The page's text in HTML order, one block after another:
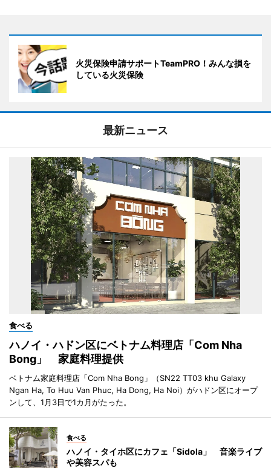
火災保険申請サポートTeamPRO！みんな損を
している火災保険
最新ニュース
食べる
ハノイ・ハドン区にベトナム料理店「Com Nha
Bong」 家庭料理提供
ベトナム家庭料理店「Com Nha Bong」（SN22 TT03 khu Galaxy
Ngan Ha, To Huu Van Phuc, Ha Dong, Ha Noi）がハドン区にオープ
ンして、1月3日で1カ月がたった。
食べる
ハノイ・タイホ区にカフェ「Sidola」 音楽ライブ
や美容スパも